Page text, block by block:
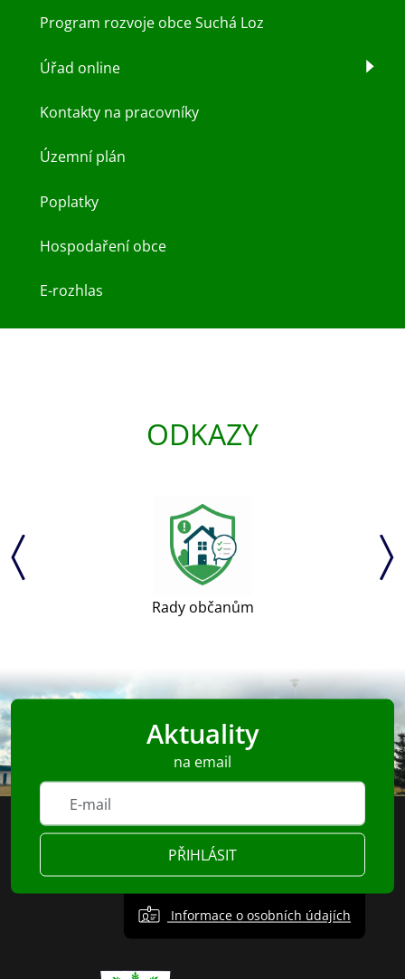
Program rozvoje obce Suchá Loz
Úřad online
Kontakty na pracovníky
Územní plán
Poplatky
Hospodaření obce
E-rozhlas
ODKAZY
Rady občanům
Aktuality
na email
PŘIHLÁSIT
Informace o osobních údajích